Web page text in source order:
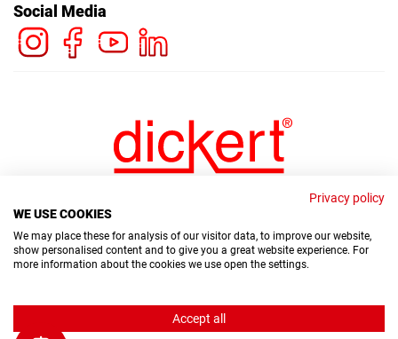
Social Media
© Copyright Dickert Electronic GmbH 2026
Hinweisgebersystem
Datenschutz
Privacy policy
WE USE COOKIES
We may place these for analysis of our visitor data, to improve our website,
show personalised content and to give you a great website experience. For
more information about the cookies we use open the settings.
Accept all